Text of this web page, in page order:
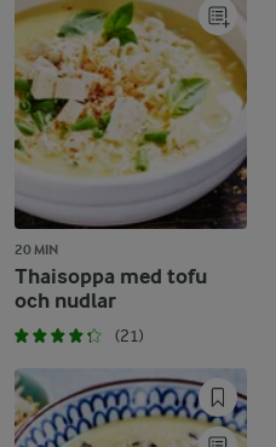
20 MIN
Thaisoppa med tofu
och nudlar
(21)